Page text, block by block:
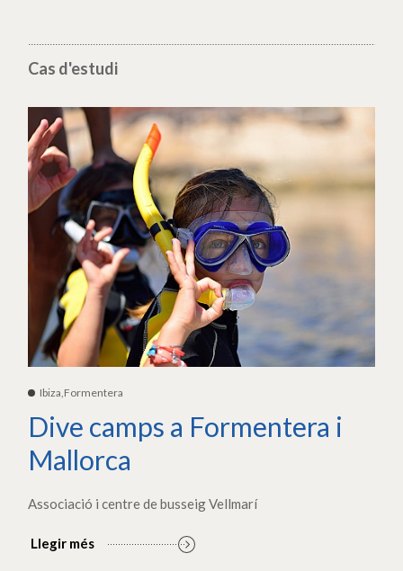
Cas d'estudi
Ibiza,Formentera
Dive camps a Formentera i
Mallorca
Associació i centre de busseig Vellmarí
Llegir més